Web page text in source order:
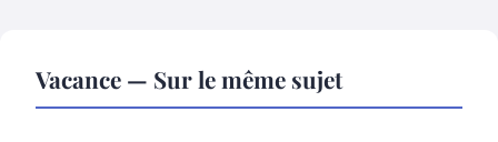
Vacance — Sur le même sujet